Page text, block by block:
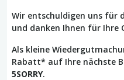
Wir entschuldigen uns für
und danken Ihnen für Ihre
Als kleine
Rabatt* auf Ihre nächste
5SORRY.